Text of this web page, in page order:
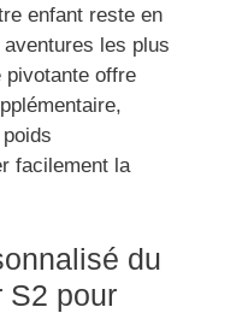
enfant reste en
les plus
pivotante offre
facilement la
du
S2 pour